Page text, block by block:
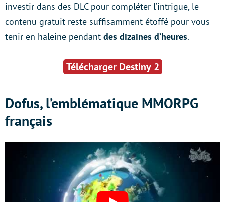
investir dans des DLC pour compléter l’intrigue, le
contenu gratuit reste suffisamment étoffé pour vous
tenir en haleine pendant des dizaines d’heures.
Télécharger Destiny 2
Dofus, l’emblématique MMORPG
français